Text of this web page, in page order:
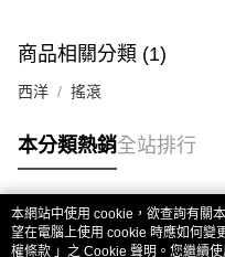
商品相關分類 (1)
西洋 搖滾
本分類熱銷全站排行
熱門標籤
本網站中使用 cookie，欲查詢有關
望在電腦上使用 cookie 時應如何變
權條款 」之 Cookie 聲明。您繼續